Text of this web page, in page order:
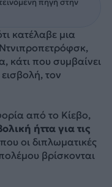
κατέλαβε μια
κάτι που συμβαίνει
τον
από το Κίεβο,
ήττα για τις
οι διπλωματικές
βρίσκονται